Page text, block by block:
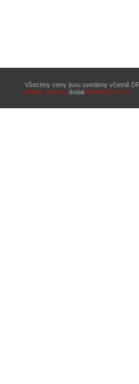
Všechny ceny jsou uvedeny včetně
WWW stránkydodal BINARGON.cz